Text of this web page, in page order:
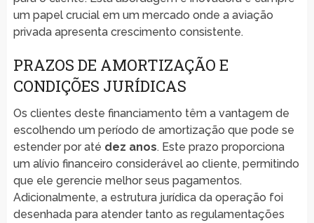
um papel crucial em um mercado onde a aviação
privada apresenta crescimento consistente.
PRAZOS DE AMORTIZAÇÃO E
CONDIÇÕES JURÍDICAS
Os clientes deste financiamento têm a vantagem de
escolhendo um período de amortização que pode se
estender por até dez anos. Este prazo proporciona
um alívio financeiro considerável ao cliente, permitindo
que ele gerencie melhor seus pagamentos.
Adicionalmente, a estrutura jurídica da operação foi
desenhada para atender tanto as regulamentações